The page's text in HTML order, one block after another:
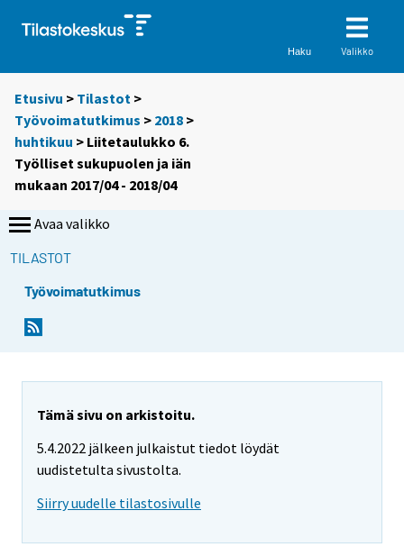
Haku Valikko
Etusivu > Tilastot >
Työvoimatutkimus > 2018 >
huhtikuu > Liitetaulukko 6.
Työlliset sukupuolen ja iän
mukaan 2017/04 - 2018/04
Avaa valikko
TILASTOT
Työvoimatutkimus
Tämä sivu on arkistoitu.
5.4.2022 jälkeen julkaistut tiedot löydät
uudistetulta sivustolta.
Siirry uudelle tilastosivulle